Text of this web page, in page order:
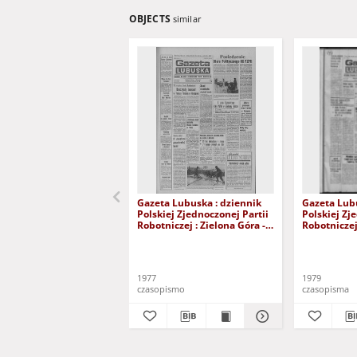
OBJECTS similar
Gazeta Lubuska : dziennik
Polskiej Zjednoczonej Partii
Robotniczej : Zielona Góra -
1977
czasopismo
Gazeta
Polskiej
1979
czasopisma